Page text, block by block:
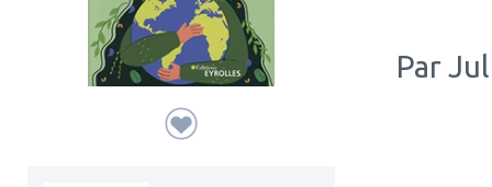
Par